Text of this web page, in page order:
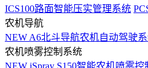
ICS100路面智能压实管理系统
农机导航
NEW A6北斗导航农机自动驾驶
农机喷雾控制系统
NEW iSpray S150智能农机喷雾控